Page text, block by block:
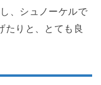
、シュノーケルで
たりと、とても良